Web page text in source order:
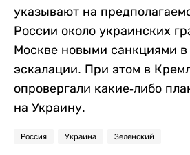
указывают на
России около украинских
Москве новыми санкциями в
эскалации. При этом в
опровергали какие-либо
на Украину.
Россия Украина Зеленский